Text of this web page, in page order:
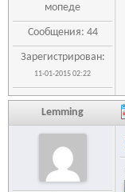
мопеде
Сообщения: 44
Зарегистрирован:
11-01-2015 02:22
Lemming